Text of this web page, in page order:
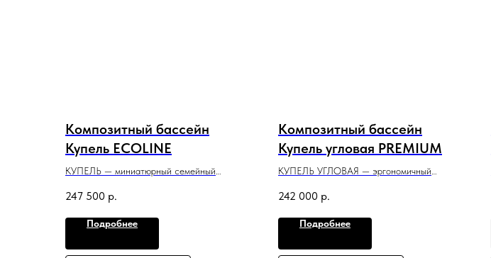
Композитный бассейн
Купель ECOLINE
КУПЕЛЬ — миниатюрный семейный
парной или сауны.
2,3 м x 2,1 м x 1,5 м
247 500 р.
Подробнее
Композитный бассейн
Купель угловая PREMIUM
КУПЕЛЬ УГЛОВАЯ — эргономичный
в свободном углу банного комплекса.
1,9 м x 1,9 м x 1,5 м
242 000 р.
Подробнее